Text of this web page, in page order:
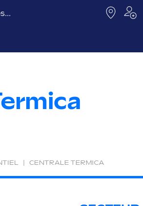
CENTRALE TERMICA